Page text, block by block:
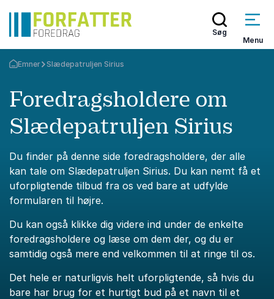
Søg
Menu
Tilbage til forsiden
Emner Slædepatruljen Sirius
Foredragsholdere om
Slædepatruljen Sirius
Du finder på denne side foredragsholdere, der alle
kan tale om Slædepatruljen Sirius. Du kan nemt få et
uforpligtende tilbud fra os ved bare at udfylde
formularen til højre.
Du kan også klikke dig videre ind under de enkelte
foredragsholdere og læse om dem der, og du er
samtidig også mere end velkommen til at ringe til os.
Det hele er naturligvis helt uforpligtende, så hvis du
bare har brug for et hurtigt bud på et navn til et